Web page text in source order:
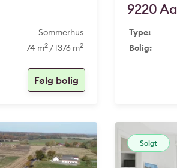
Sommerhus
74 m2 / 1376 m2
9220
Type:
Bolig:
Solgt